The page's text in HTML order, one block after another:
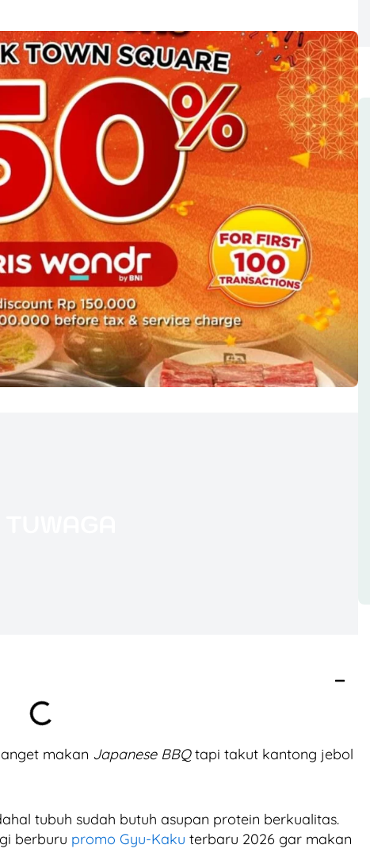
makan Japanese BBQtapi takut kantong jebol
tubuh sudah butuh asupan protein berkualitas.
berburu promo Gyu-Kaku terbaru 2026 gar makan